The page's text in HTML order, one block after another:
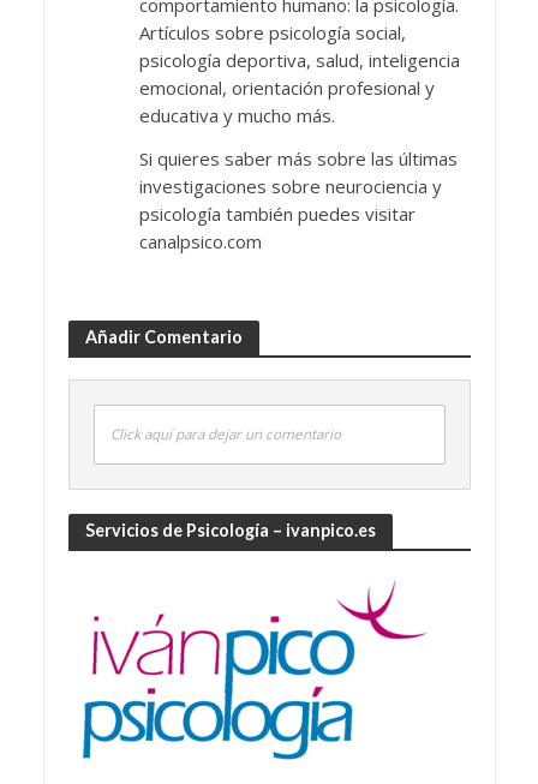
comportamiento humano: la psicología.
Artículos sobre psicología social,
psicología deportiva, salud, inteligencia
emocional, orientación profesional y
educativa y mucho más.
Si quieres saber más sobre las últimas
investigaciones sobre neurociencia y
psicología también puedes visitar
canalpsico.com
Añadir Comentario
Click aquí para dejar un comentario
Servicios de Psicología – ivanpico.es